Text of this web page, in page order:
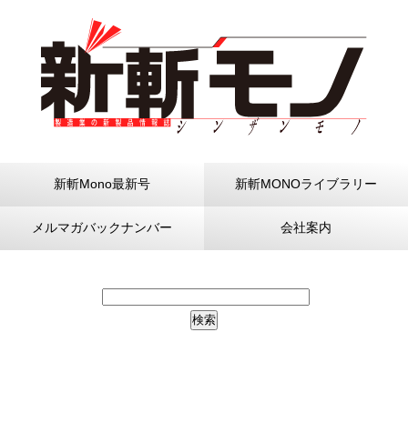
新斬Mono最新号 新斬MONOライブラリー
メルマガバックナンバー 会社案内